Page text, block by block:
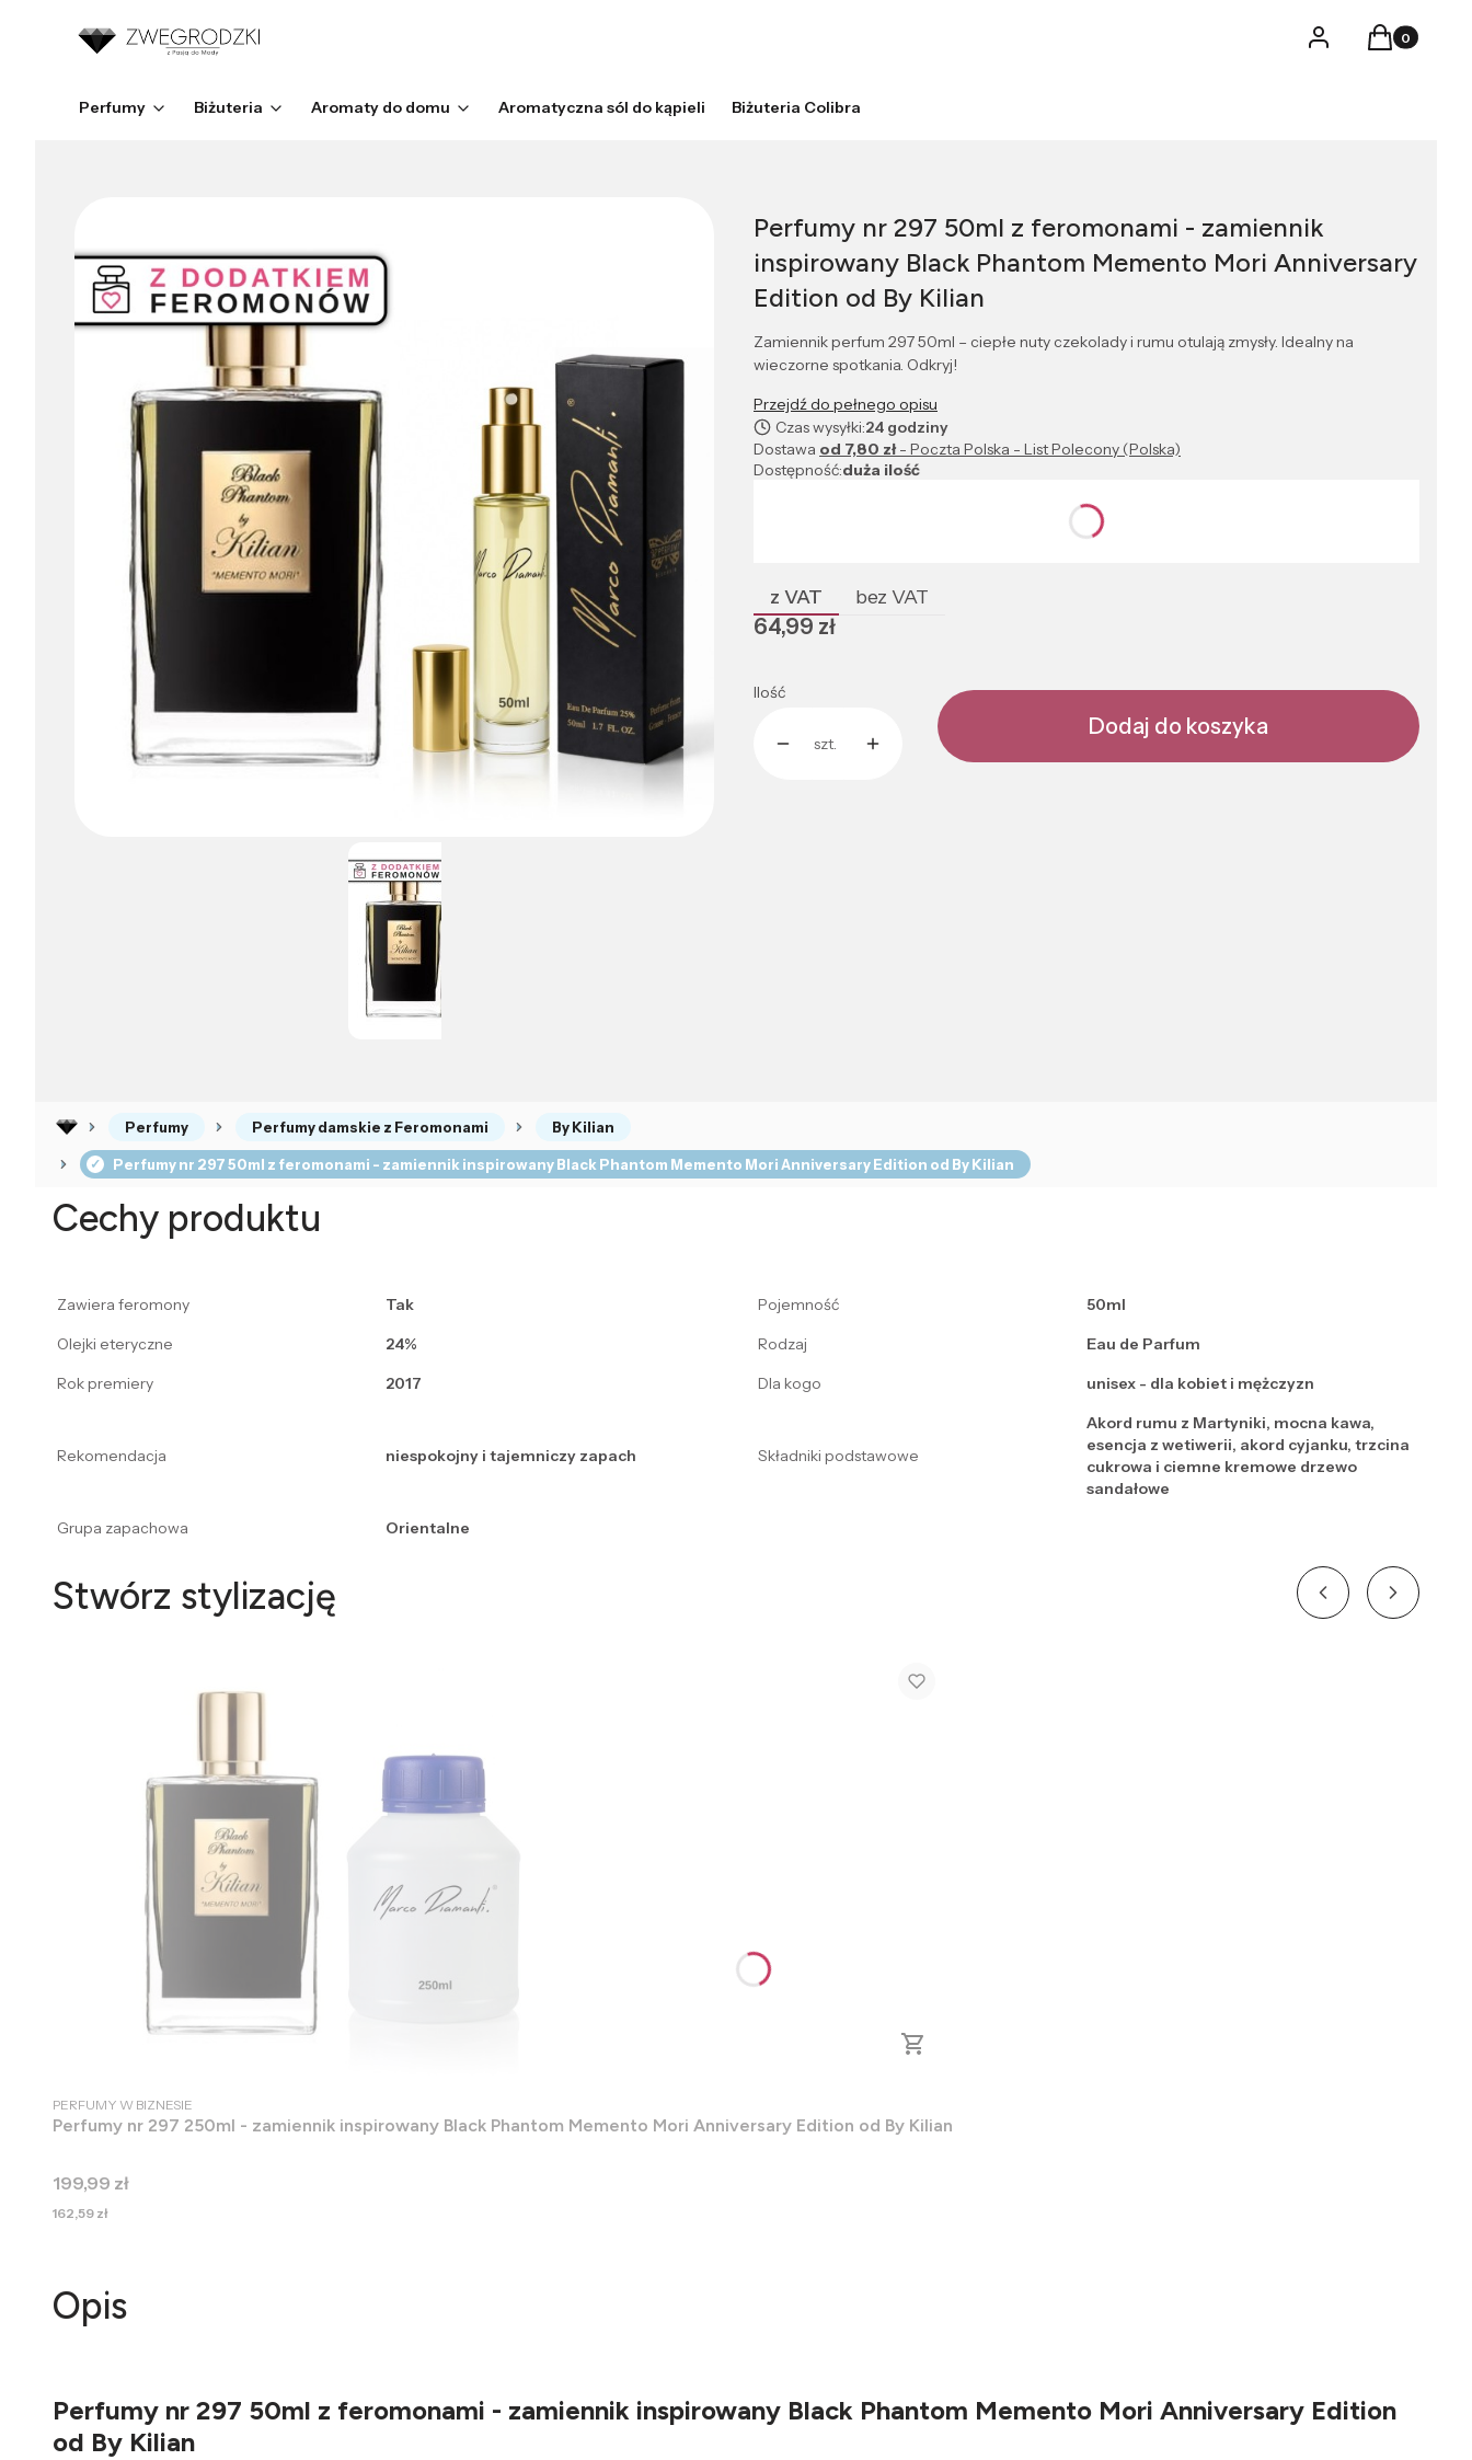
LogowanieProdukty w
Koszyk
Perfumy Biżuteria Aromaty do domu Aromatyczna sól do kąpieli Biżuteria Colibra
Perfumy nr 297 50ml z feromonami - zamiennik
inspirowany Black Phantom Memento Mori Anniversary
Edition od By Kilian
Zamiennik perfum 297 50ml – ciepłe nuty czekolady i rumu otulają zmysły. Idealny na
wieczorne spotkania. Odkryj!
Przejdź do pełnego opisu
Czas wysyłki:24 godziny
Dostawa od 7,80 zł- Poczta Polska - List Polecony (Polska)
Dostępność:duża ilość
z VAT bez VAT
Cena
64,99 zł
Ilość
szt.
Dodaj do koszyka
Perfumy Perfumy damskie z Feromonami By Kilian
Perfumy nr 297 50ml z feromonami - zamiennik inspirowany Black Phantom Memento Mori Anniversary Edition od By Kilian
Cechy produktu
Zawiera feromony Tak Pojemność
50ml
Olejki eteryczne
24% Rodzaj
Eau de Parfum
Rok premiery
2017 Dla kogo unisex - dla kobiet i mężczyzn
Rekomendacja niespokojny i tajemniczy zapach Składniki podstawowe
Akord rumu z Martyniki, mocna kawa,
esencja z wetiwerii, akord cyjanku, trzcina
cukrowa i ciemne kremowe drzewo
sandałowe
Grupa zapachowa
Orientalne
Stwórz stylizację
PRODUCENT
PERFUMY W BIZNESIE
Perfumy nr 297 250ml - zamiennik inspirowany Black Phantom Memento Mori Anniversary Edition od By Kilian
Cena
199,99 zł
Cena
162,59 zł
Opis
Perfumy nr 297 50ml z feromonami - zamiennik inspirowany Black Phantom Memento Mori Anniversary Edition
od By Kilian